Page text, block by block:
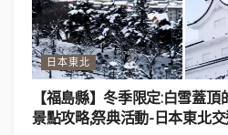
(中野もみじ山)-遊記
【青森縣】弘前城公園的日
附2019年紅葉祭,交通資訊
前往福島五色沼
日本東北
【福島縣】冬季限定:白雪蓋
景點攻略,祭典活動-日本東北